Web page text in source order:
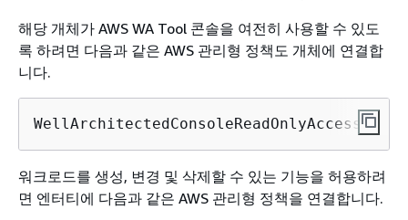
해당 개체가 AWS WA Tool 콘솔을 여전히 사용할 수 있도
록 하려면 다음과 같은 AWS 관리형 정책도 개체에 연결합
니다.
WellArchitectedConsoleReadOnlyAccess
워크로드를 생성, 변경 및 삭제할 수 있는 기능을 허용하려
면 엔터티에 다음과 같은 AWS 관리형 정책을 연결합니다.